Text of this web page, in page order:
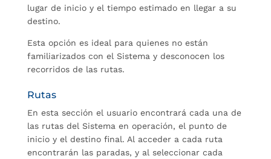
lugar de inicio y el tiempo estimado en llegar a su
destino.
Esta opción es ideal para quienes no están
familiarizados con el Sistema y desconocen los
recorridos de las rutas.
Rutas
En esta sección el usuario encontrará cada una de
las rutas del Sistema en operación, el punto de
inicio y el destino final. Al acceder a cada ruta
encontrarán las paradas, y al seleccionar cada